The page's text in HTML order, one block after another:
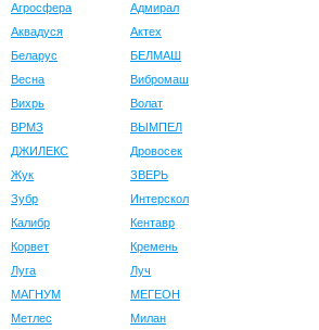
Агросфера
Адмирал
Аквадуся
Актех
Беларус
БЕЛМАШ
Весна
Вибромаш
Вихрь
Волат
ВРМЗ
ВЫМПЕЛ
ДЖИЛЕКС
Дровосек
Жук
ЗВЕРЬ
Зубр
Интерскол
Калибр
Кентавр
Корвет
Кремень
Луга
Луч
МАГНУМ
МЕГЕОН
Метлес
Милан